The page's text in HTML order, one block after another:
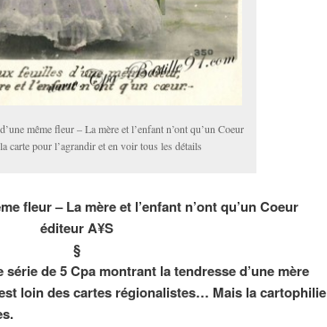
même fleur – La mère et l’enfant n’ont qu’un Coeur
carte pour l’agrandir et en voir tous les détails
fleur – La mère et l’enfant n’ont qu’un Coeur
éditeur A¥S
§
série de 5 Cpa montrant la tendresse d’une mère
loin des cartes régionalistes… Mais la cartophilie